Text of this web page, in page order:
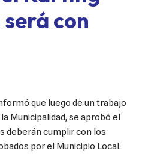
con
que luego de un trabajo
Municipalidad, se aprobó el
deberán cumplir con los
por el Municipio Local.